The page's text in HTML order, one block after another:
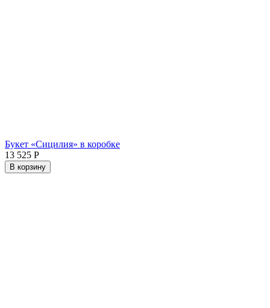
Букет «Сицилия» в коробке
13 525 Р
В корзину